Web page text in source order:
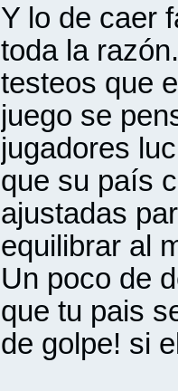
Y lo de caer
toda la
testeos que
juego se
jugadores
que su país
ajustadas
equilibrar al
Un poco de
que tu pais
de golpe! si